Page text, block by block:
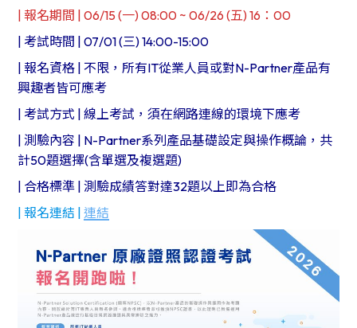
| 報名期間 | 06/15 (一) 08:00 ~ 06/26 (五) 16：00
| 考試時間 | 07/01 (三) 14:00-15:00​
| 報名資格 | 不限，所有IT從業人員或對N-Partner產品有
興趣者皆可應考
| 考試方式 | 線上考試，須在網路連線的環境下應考
| 測驗內容 | N-Partner系列產品基礎設定與操作概論，共
計50題選擇(含單選及複選題)
| 合格標準 | 測驗成績答對達32題以上即為合格
| 報名連結 |連結